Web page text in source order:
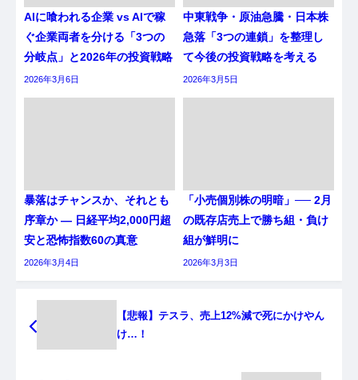
AIに喰われる企業 vs AIで稼
ぐ企業両者を分ける「3つの
分岐点」と2026年の投資戦略
2026年3月6日
中東戦争・原油急騰・日本株
急落「3つの連鎖」を整理し
て今後の投資戦略を考える
2026年3月5日
暴落はチャンスか、それとも
序章か ― 日経平均2,000円超
安と恐怖指数60の真意
2026年3月4日
「小売個別株の明暗」── 2月
の既存店売上で勝ち組・負け
組が鮮明に
2026年3月3日
【悲報】テスラ、売上12%減で死にかけやん
け…！